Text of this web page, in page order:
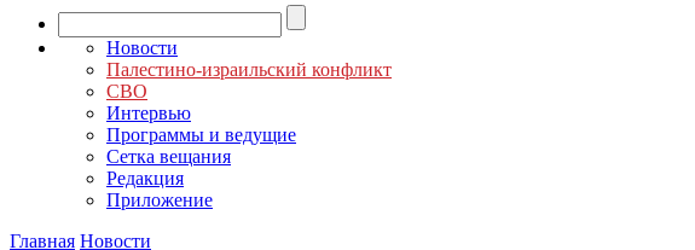
Новости
Палестино-израильский конфликт
СВО
Интервью
Программы и ведущие
Сетка вещания
Редакция
Приложение
Главная Новости